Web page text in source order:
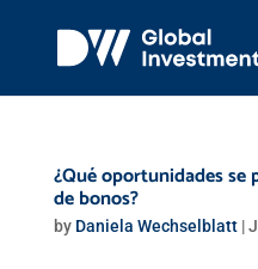
¿Qué oportunidades se
de bonos?
by Daniela Wechselblatt|